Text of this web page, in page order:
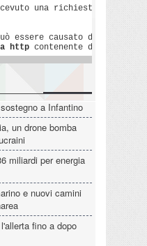
a Infantino
un drone bomba
miliardi per energia
e nuovi camini
fino a dopo